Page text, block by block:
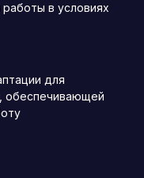
в условиях
для
обеспечивающей